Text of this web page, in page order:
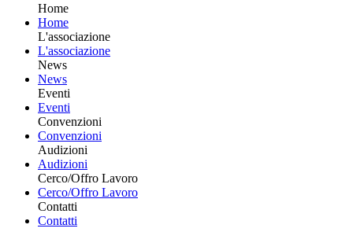
Home
Home
L'associazione
L'associazione
News
News
Eventi
Eventi
Convenzioni
Convenzioni
Audizioni
Audizioni
Cerco/Offro Lavoro
Cerco/Offro Lavoro
Contatti
Contatti